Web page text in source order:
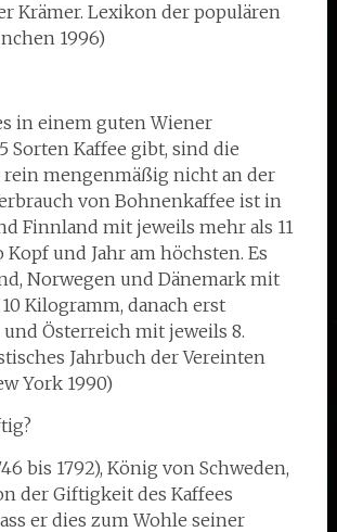
Krämer. Lexikon der populären
1996)
in einem guten Wiener
Sorten Kaffee gibt, sind die
rein mengenmäßig nicht an der
von Bohnenkaffee ist in
Finnland mit jeweils mehr als 11
und Jahr am höchsten. Es
Norwegen und Dänemark mit
Kilogramm, danach erst
Österreich mit jeweils 8.
Jahrbuch der Vereinten
York 1990)
bis 1792), König von Schweden,
der Giftigkeit des Kaffees
er dies zum Wohle seiner